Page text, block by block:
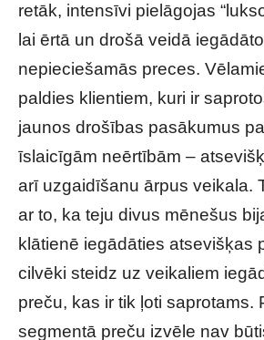
retāk, intensīvi pielāgojas
lai ērtā un drošā veidā
nepieciešamās preces.
paldies klientiem, kuri ir
jaunos drošības pasākumus
īslaicīgām neērtībām –
arī uzgaidīšanu ārpus veikala.
ar to, ka teju divus mēnešus
klātienē iegādāties atsevišķas
cilvēki steidz uz veikaliem
preču, kas ir tik ļoti saprotams.
segmentā preču izvēle nav